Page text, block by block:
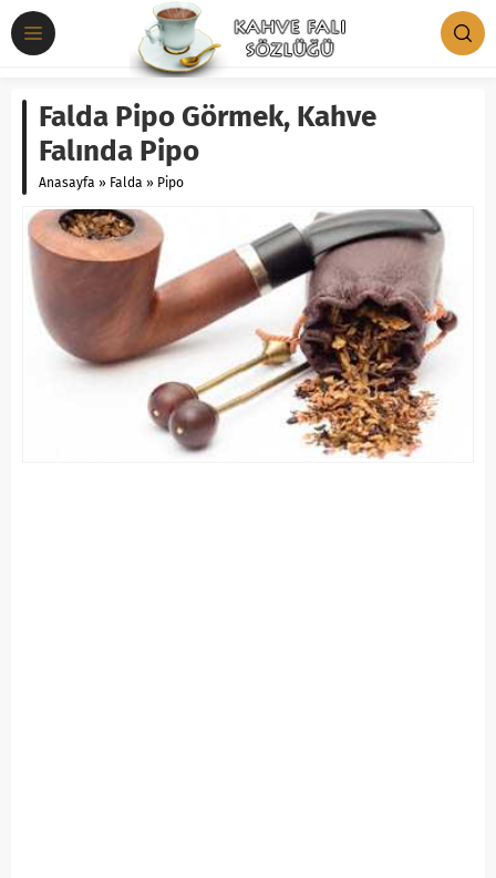
Falda Pipo Görmek, Kahve
Falında Pipo
Anasayfa » Falda » Pipo